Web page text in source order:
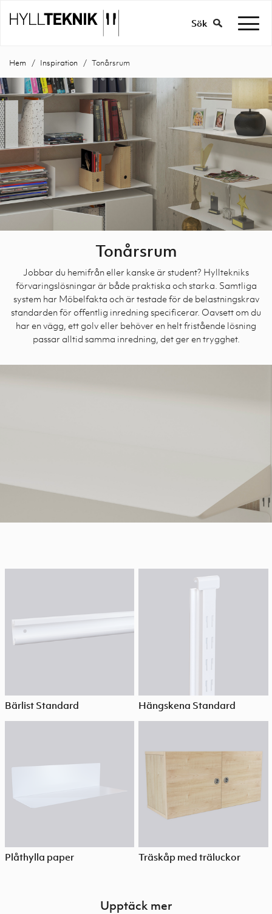
Sök
Hem Inspiration Tonårsrum
Tonårsrum
Jobbar du hemifrån eller kanske är student? Hylltekniks
förvaringslösningar är både praktiska och starka. Samtliga
system har Möbelfakta och är testade för de belastningskrav
standarden för offentlig inredning specificerar. Oavsett om du
har en vägg, ett golv eller behöver en helt fristående lösning
passar alltid samma inredning, det ger en trygghet.
Bärlist Standard Hängskena Standard
Plåthylla paper Träskåp med träluckor
Upptäck mer